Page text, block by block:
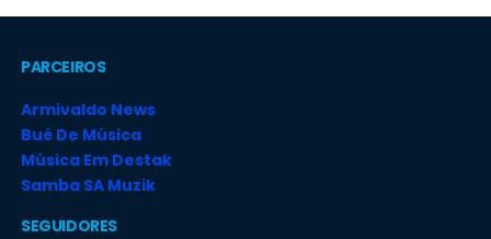
PARCEIROS
Armivaldo News
Bué De Música
Música Em Destak
Samba SA Muzik
SEGUIDORES